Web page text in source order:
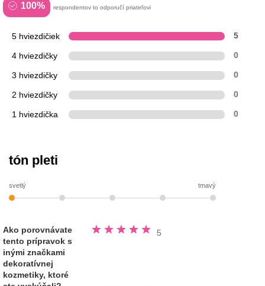
100% respondentov to odporučí priateľovi
5 hviezdičiek 5
4 hviezdičky 0
3 hviezdičky 0
2 hviezdičky 0
1 hviezdička 0
tón pleti
svetlý tmavý
Ako porovnávate
tento prípravok s
inými značkami
dekoratívnej
kozmetiky, ktoré
5
Hodnotené
5.0